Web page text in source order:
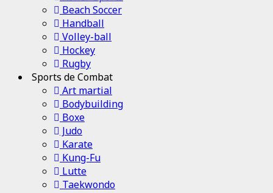
Beach Soccer
Handball
Volley-ball
Hockey
Rugby
Sports de Combat
Art martial
Bodybuilding
Boxe
Judo
Karate
Kung-Fu
Lutte
Taekwondo